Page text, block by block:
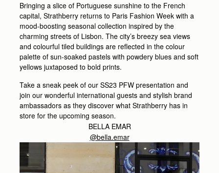
Bringing a slice of Portuguese sunshine to the French
capital, Strathberry returns to Paris Fashion Week with a
mood-boosting seasonal collection inspired by the
charming streets of Lisbon. The city’s breezy sea views
and colourful tiled buildings are reflected in the colour
palette of sun-soaked pastels with powdery blues and soft
yellows juxtaposed to bold prints.
Take a sneak peek of our SS23 PFW presentation and
join our wonderful international guests and stylish brand
ambassadors as they discover what Strathberry has in
store for the upcoming season.
BELLA EMAR
@bella.emar